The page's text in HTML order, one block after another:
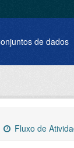
de dados
Fluxo de